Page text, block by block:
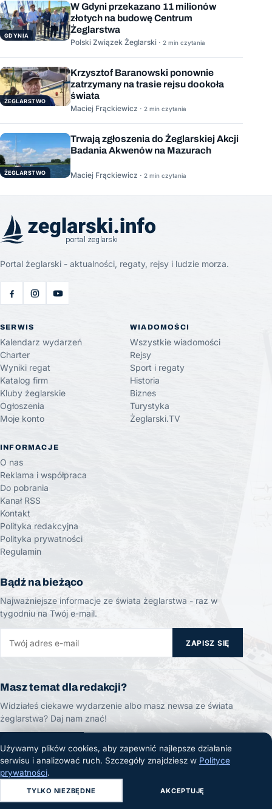
GDYNIA
W Gdyni przekazano 11 milionów
złotych na budowę Centrum
Żeglarstwa
Polski Związek Żeglarski · 2 min czytania
ŻEGLARSTWO
Krzysztof Baranowski ponownie
zatrzymany na trasie rejsu dookoła
świata
Maciej Frąckiewicz · 2 min czytania
ŻEGLARSTWO
Trwają zgłoszenia do Żeglarskiej Akcji
Badania Akwenów na Mazurach
Maciej Frąckiewicz · 2 min czytania
Portal żeglarski - aktualności, regaty, rejsy i ludzie morza.
SERWIS
Kalendarz wydarzeń
Charter
Wyniki regat
Katalog firm
Kluby żeglarskie
Ogłoszenia
Moje konto
WIADOMOŚCI
Wszystkie wiadomości
Rejsy
Sport i regaty
Historia
Biznes
Turystyka
Żeglarski.TV
INFORMACJE
O nas
Reklama i współpraca
Do pobrania
Kanał RSS
Kontakt
Polityka redakcyjna
Polityka prywatności
Regulamin
Bądź na bieżąco
Najważniejsze informacje ze świata żeglarstwa - raz w
tygodniu na Twój e-mail.
ZAPISZ SIĘ
Masz temat dla redakcji?
Widziałeś ciekawe wydarzenie albo masz newsa ze świata
żeglarstwa? Daj nam znać!
ZGŁOŚ TEMAT
© 2026 Żeglarski.info. Wszelkie prawa zastrzeżone.
Używamy plików cookies, aby zapewnić najlepsze działanie
serwisu i analizować ruch. Szczegóły znajdziesz w Polityce
prywatności.
TYLKO NIEZBĘDNE AKCEPTUJĘ